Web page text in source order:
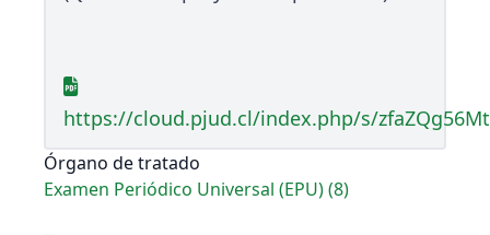
https://cloud.pjud.cl/index.php/s/
Órgano de tratado
Examen Periódico Universal (EPU) (8)